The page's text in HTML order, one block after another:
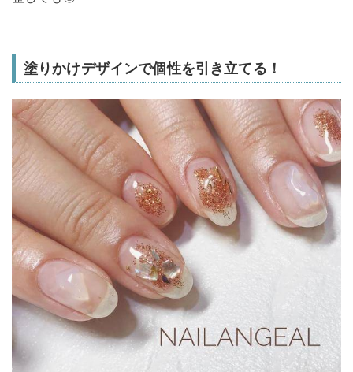
塗りかけデザインで個性を引き立てる！